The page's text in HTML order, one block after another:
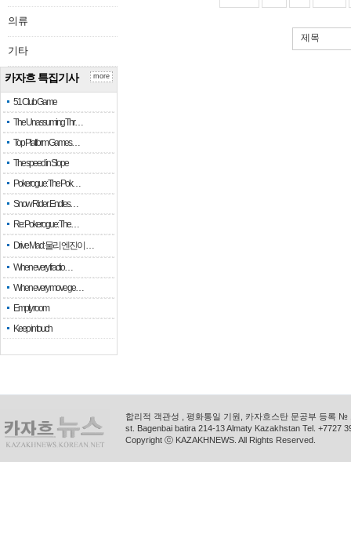
의류
기타
카자흐 특집기사
51 Club Game
The Unassuming Thr…
Top Platform Games…
The speed in Slope
Pokerogue: The Pok…
Snow Rider: Endles…
Re: Pokerogue: The…
Drive Mad: 물리 엔진이 …
When every fractio…
When every move ge…
Empty room
Keep in touch
more
제목
합리적 객관성 , 평화통일 기원, 카자흐스탄 문공부 등록
st. Bagenbai batira 214-13 Almaty Kazakhstan Tel. +7727
Copyright ⓒ KAZAKHNEWS. All Rights Reserved.